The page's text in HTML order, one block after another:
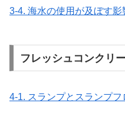
3-4. 海水の使用が及ぼす影
フレッシュコンクリ
4-1. スランプとスランプフ